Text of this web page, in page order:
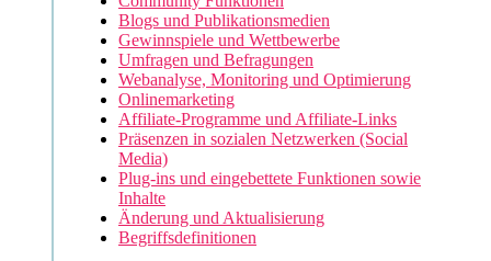
Blogs und Publikationsmedien
Gewinnspiele und Wettbewerbe
Umfragen und Befragungen
Webanalyse, Monitoring und Optimierung
Onlinemarketing
Affiliate-Programme und Affiliate-Links
Präsenzen in sozialen Netzwerken (Social
Media)
Plug-ins und eingebettete Funktionen sowie
Inhalte
Änderung und Aktualisierung
Begriffsdefinitionen